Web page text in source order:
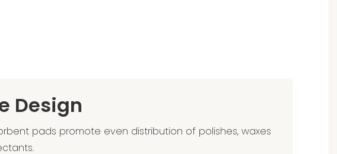
Design
pads promote even distribution of polishes, waxes